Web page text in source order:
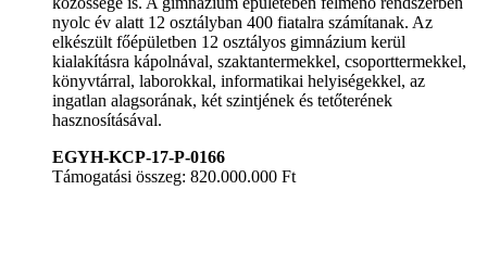
nyolc év alatt 12 osztályban 400 fiatalra számítanak. Az
elkészült főépületben 12 osztályos gimnázium kerül
kialakításra kápolnával, szaktantermekkel, csoporttermekkel,
könyvtárral, laborokkal, informatikai helyiségekkel, az
ingatlan alagsorának, két szintjének és tetőterének
hasznosításával.
EGYH-KCP-17-P-0166
Támogatási összeg: 820.000.000 Ft